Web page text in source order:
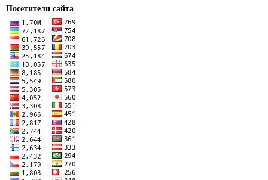
Посетители сайта